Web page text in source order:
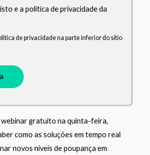
e a política de privacidade da
de privacidade na parte inferior do sítio
gratuito na quinta-feira,
como as soluções em tempo real
novos níveis de poupançaem